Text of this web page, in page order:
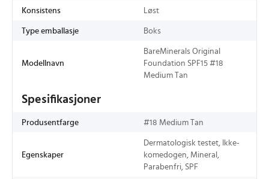
Konsistens Løst
Type emballasje Boks
Modellnavn
BareMinerals Original
Foundation SPF15 #18
Medium Tan
Spesifikasjoner
Produsentfarge #18 Medium Tan
Egenskaper
Dermatologisk testet, Ikke-
komedogen, Mineral,
Parabenfri, SPF